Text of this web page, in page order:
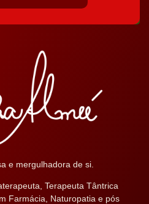
e mergulhadora de si.
Terapeuta Tântrica
Farmácia, Naturopatia e pós